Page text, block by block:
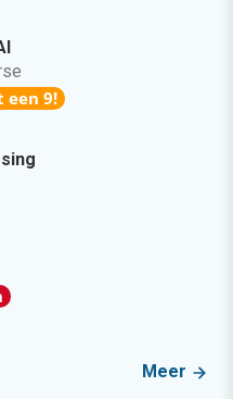
een 9!
Meer